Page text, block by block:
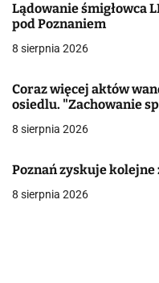
c
j
w
p
i
s
Lądowanie śmigłowca
pod Poznaniem
8 sierpnia 2026
Coraz więcej aktów
osiedlu. "Zachowanie
8 sierpnia 2026
Poznań zyskuje
8 sierpnia 2026